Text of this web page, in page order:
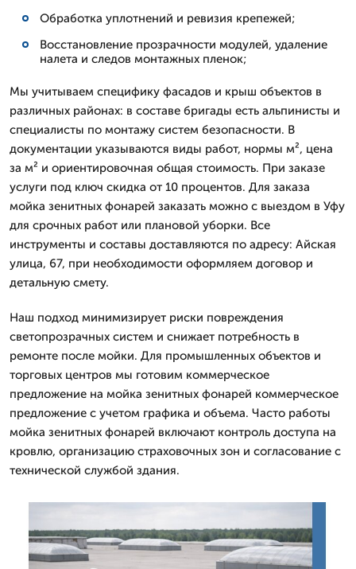
Обработка уплотнений и ревизия крепежей;
Восстановление прозрачности модулей, удаление
налета и следов монтажных пленок;
Мы учитываем специфику фасадов и крыш объектов в
различных районах: в составе бригады есть альпинисты и
специалисты по монтажу систем безопасности. В
документации указываются виды работ, нормы м², цена
за м² и ориентировочная общая стоимость. При заказе
услуги под ключ скидка от 10 процентов. Для заказа
мойка зенитных фонарей заказать можно с выездом в Уфу
для срочных работ или плановой уборки. Все
инструменты и составы доставляются по адресу: Айская
улица, 67, при необходимости оформляем договор и
детальную смету.
Наш подход минимизирует риски повреждения
светопрозрачных систем и снижает потребность в
ремонте после мойки. Для промышленных объектов и
торговых центров мы готовим коммерческое
предложение на мойка зенитных фонарей коммерческое
предложение с учетом графика и объема. Часто работы
мойка зенитных фонарей включают контроль доступа на
кровлю, организацию страховочных зон и согласование с
технической службой здания.